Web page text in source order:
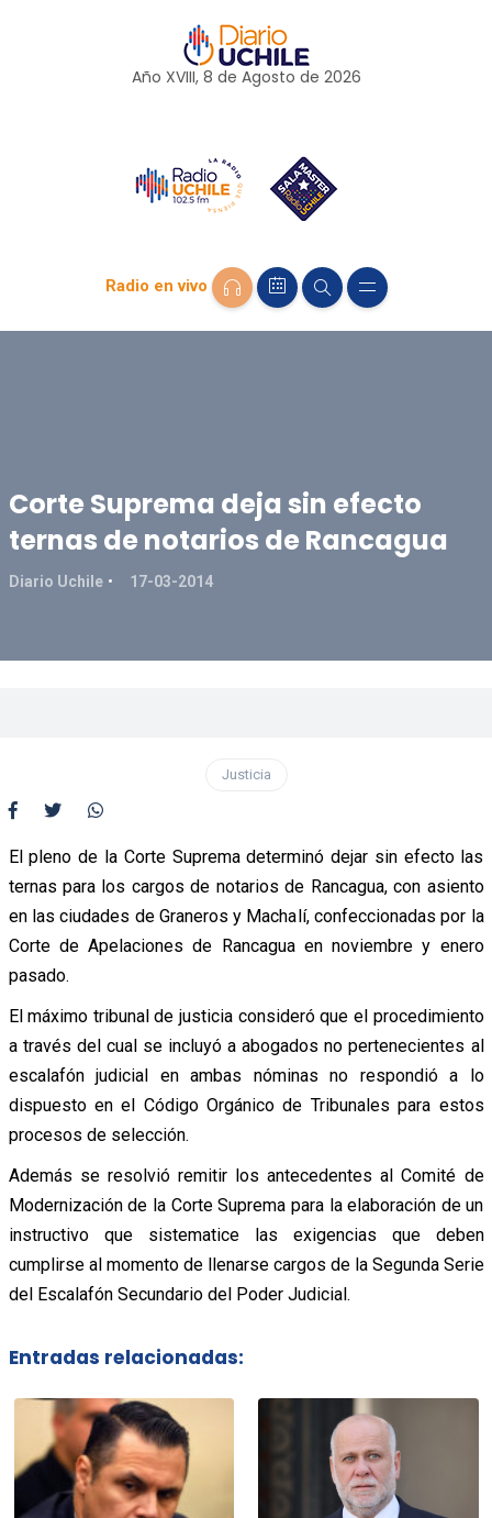
Año XVIII, 8 de Agosto de 2026
Radio en vivo
Corte Suprema deja sin efecto
ternas de notarios de Rancagua
Diario Uchile 17-03-2014
Justicia
El pleno de la Corte Suprema determinó dejar sin efecto las
ternas para los cargos de notarios de Rancagua, con asiento
en las ciudades de Graneros y Machalí, confeccionadas por la
Corte de Apelaciones de Rancagua en noviembre y enero
pasado.
El máximo tribunal de justicia consideró que el procedimiento
a través del cual se incluyó a abogados no pertenecientes al
escalafón judicial en ambas nóminas no respondió a lo
dispuesto en el Código Orgánico de Tribunales para estos
procesos de selección.
Además se resolvió remitir los antecedentes al Comité de
Modernización de la Corte Suprema para la elaboración de un
instructivo que sistematice las exigencias que deben
cumplirse al momento de llenarse cargos de la Segunda Serie
del Escalafón Secundario del Poder Judicial.
Entradas relacionadas: